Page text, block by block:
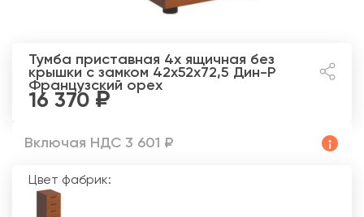
Тумба приставная 4х ящичная без
крышки с замком 42x52x72,5 Дин-Р
Французский орех
16 370
Включая НДС 3 601 ₽
Цвет фабрик: